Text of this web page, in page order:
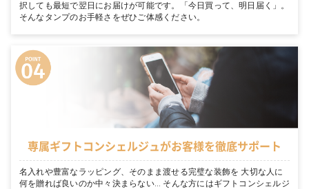
択しても最短で翌日にお届けが可能です。「今日買って、明日届く」。
そんなタンプのお手軽さをぜひご体感ください。
専属ギフトコンシェルジュがお客様を徹底サポート
名入れや豊富なラッピング、そのまま渡せる完璧な装飾を 大切な人に
何を贈れば良いのか中々決まらない… そんな方にはギフトコンシェルジ